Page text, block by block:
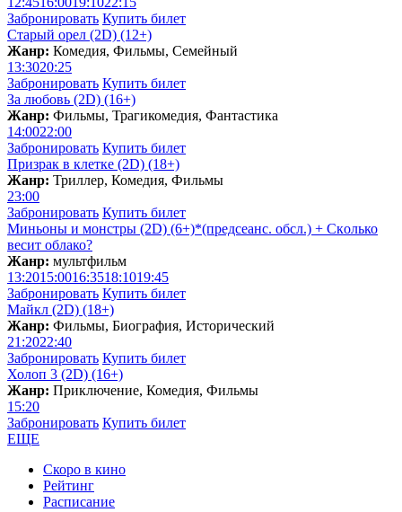
Забронировать Купить билет
Старый орел (2D) (12+)
Жанр: Комедия, Фильмы, Семейный
13:3020:25
Забронировать Купить билет
За любовь (2D) (16+)
Жанр: Фильмы, Трагикомедия, Фантастика
14:0022:00
Забронировать Купить билет
Призрак в клетке (2D) (18+)
Жанр: Триллер, Комедия, Фильмы
23:00
Забронировать Купить билет
Миньоны и монстры (2D) (6+)*(предсеанс. обсл.) + Скoлько
весит облако?
Жанр: мультфильм
13:2015:0016:3518:1019:45
Забронировать Купить билет
Майкл (2D) (18+)
Жанр: Фильмы, Биография, Исторический
21:2022:40
Забронировать Купить билет
Холоп 3 (2D) (16+)
Жанр: Приключение, Комедия, Фильмы
15:20
Забронировать Купить билет
ЕЩЕ
Скоро в кино
Рейтинг
Расписание